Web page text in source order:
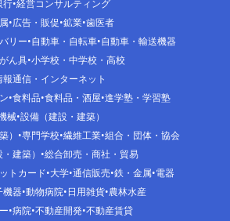
行 経営コンサルティング
広告・販促 鉱業 歯医者
リー 自動車・自転車 自動車・輸送機器
ん具 小学校・中学校・高校
報通信・インターネット
食料品 食料品・酒屋 進学塾・学習塾
械 設備（建設・建築）
）
専門学校 繊維工業 組合・団体・協会
建築）
総合卸売・商社・貿易
トカード 大学 通信販売 鉄・金属 電器
機器 動物病院 日用雑貨 農林水産
病院 不動産開発 不動産賃貸